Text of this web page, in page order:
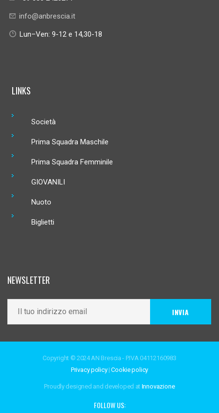
info@anbrescia.it
Lun–Ven: 9-12 e 14,30-18
LINKS
Società
Prima Squadra Maschile
Prima Squadra Femminile
GIOVANILI
Nuoto
Biglietti
NEWSLETTER
Copyright © 2024 AN Brescia - P.IVA 04112160983
Privacy policy|Cookie policy
Proudly designed and developed at Innovazione
FOLLOW US: